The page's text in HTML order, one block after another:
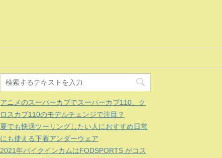
アニメのスーパーカブでスーパーカブ110、ク
ロスカブ110のモデルチェンジで注目？
夏でも快適ツーリングしたい人におすすめ日常
にも使える下着アンダーウェア
2021年バイクインカムはFODSPORTS がコス